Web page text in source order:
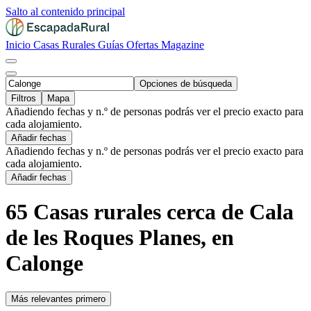
Salto al contenido principal
Inicio Casas Rurales Guías Ofertas Magazine
Opciones de búsqueda
Filtros
Mapa
Añadiendo fechas y n.º de personas podrás ver el precio exacto para
cada alojamiento.
Añadir fechas
Añadiendo fechas y n.º de personas podrás ver el precio exacto para
cada alojamiento.
Añadir fechas
65 Casas rurales cerca de Cala
de les Roques Planes, en
Calonge
Más relevantes primero